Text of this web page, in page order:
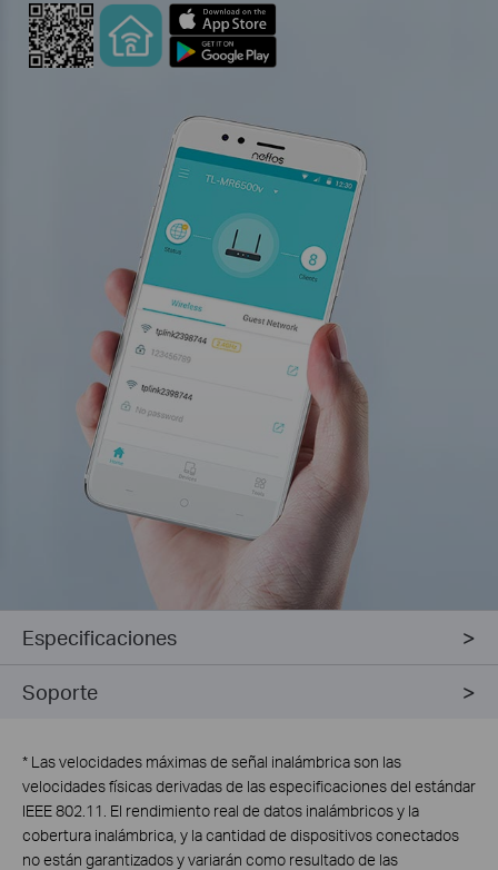
Especificaciones
Soporte
* Las velocidades máximas de señal inalámbrica son las
velocidades físicas derivadas de las especificaciones del estándar
IEEE 802.11. El rendimiento real de datos inalámbricos y la
cobertura inalámbrica, y la cantidad de dispositivos conectados
no están garantizados y variarán como resultado de las